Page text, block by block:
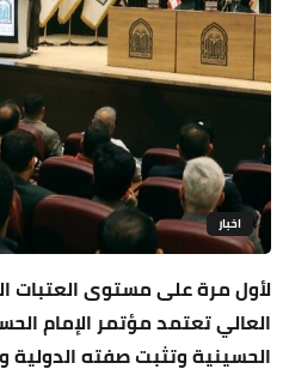
اخبار
لأول مرة على مستوى العتبات
العالي تعتمد مؤتمر الإمام
الحسينية وتثبت صفته